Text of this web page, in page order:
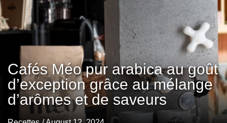
Cafés Méo pur arabica au goût
d’exception grâce au mélange
d’arômes et de saveurs